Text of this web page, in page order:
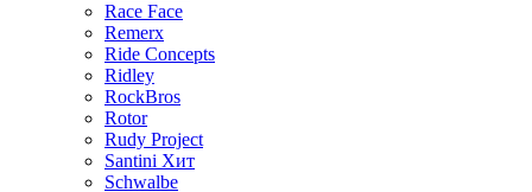
Race Face
Remerx
Ride Concepts
Ridley
RockBros
Rotor
Rudy Project
Santini Хит
Schwalbe